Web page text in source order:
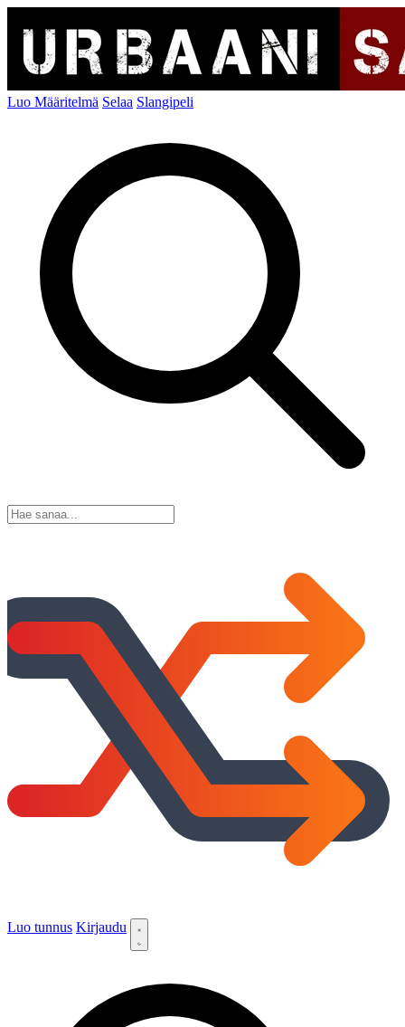
Luo Määritelmä Selaa Slangipeli
Luo tunnus Kirjaudu